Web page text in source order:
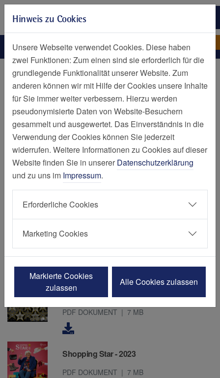
Zur Hauptnavigation springen
Zum Seiteninhalt springen
Zum Seitenende springen
Alle Seniorenkalender
Unsere Abenteuer
Projekte
Seniorenkalender
Downloads MusicaListen - Kalender 2026
PDF DOKUMENT 18 MB
Meisterwerke - Kalender 2025
Old Stars - 2024
PDF DOKUMENT 7 MB
Shopping Star - 2023
PDF DOKUMENT 7 MB
Hinweis zu Cookies
Unsere Webseite verwendet Cookies. Diese haben
zwei Funktionen: Zum einen sind sie erforderlich für die
grundlegende Funktionalität unserer Website. Zum
anderen können wir mit Hilfe der Cookies unsere Inhalte
für Sie immer weiter verbessern. Hierzu werden
pseudonymisierte Daten von Website-Besuchern
gesammelt und ausgewertet. Das Einverständnis in die
Verwendung der Cookies können Sie jederzeit
widerrufen. Weitere Informationen zu Cookies auf dieser
Website finden Sie in unserer Datenschutzerklärung
und zu uns im Impressum.
Erforderliche Cookies
Marketing Cookies
Markierte Cookies
zulassen
Alle Cookies zulassen